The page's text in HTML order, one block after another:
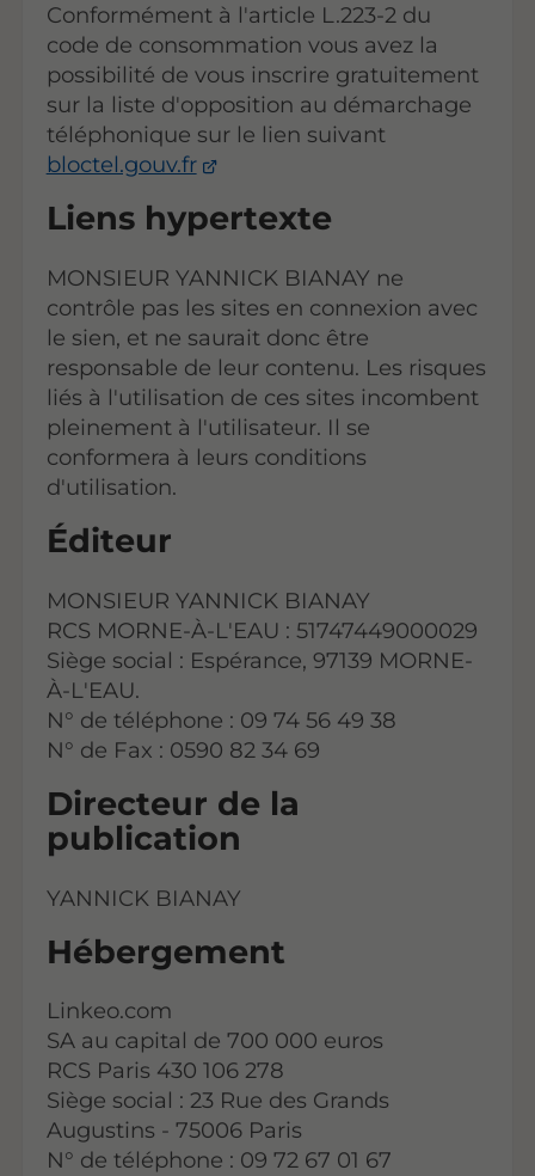
Conformément à l'article L.223-2 du
code de consommation vous avez la
possibilité de vous inscrire gratuitement
sur la liste d'opposition au démarchage
téléphonique sur le lien suivant
bloctel.gouv.fr
Liens hypertexte
MONSIEUR YANNICK BIANAY ne
contrôle pas les sites en connexion avec
le sien, et ne saurait donc être
responsable de leur contenu. Les risques
liés à l'utilisation de ces sites incombent
pleinement à l'utilisateur. Il se
conformera à leurs conditions
d'utilisation.
Éditeur
MONSIEUR YANNICK BIANAY
RCS MORNE-À-L'EAU : 51747449000029
Siège social : Espérance, 97139 MORNE-
À-L'EAU.
N° de téléphone : 09 74 56 49 38
N° de Fax : 0590 82 34 69
Directeur de la
publication
YANNICK BIANAY
Hébergement
Linkeo.com
SA au capital de 700 000 euros
RCS Paris 430 106 278
Siège social : 23 Rue des Grands
Augustins - 75006 Paris
N° de téléphone : 09 72 67 01 67